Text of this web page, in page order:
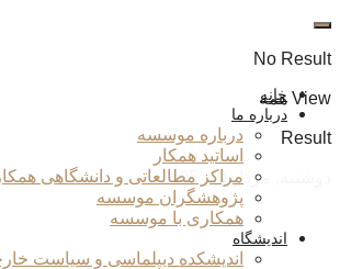
No Result
View همه
Result
دوشنبه, مرداد 19, 1405
خانه
درباره ما
درباره موسسه
اساتید همکار
مراکز مطالعاتی و دانشگاهی همکار
پژوهشگران موسسه
همکاری با موسسه
اندیشگاه
اندیشکده دیپلماسی و سیاست